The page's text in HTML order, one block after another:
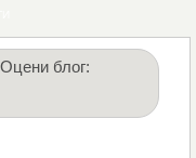
блог: